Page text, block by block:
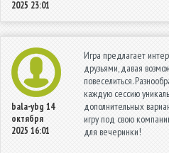
2025 23:01
bala-ybg 14
октября
2025 16:01
Игра предлагает
друзьями, давая
повеселиться.
каждую сессию
дополнительных
игру под свою
для вечеринки!